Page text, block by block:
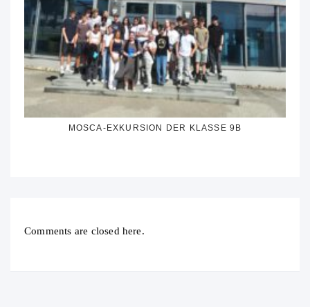
MOSCA-EXKURSION DER KLASSE 9B
Comments are closed here.